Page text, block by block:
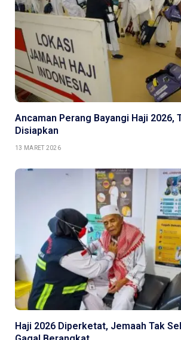
Ancaman Perang Bayangi Haji 2026,
Disiapkan
13 MARET 2026
Haji 2026 Diperketat, Jemaah Tak